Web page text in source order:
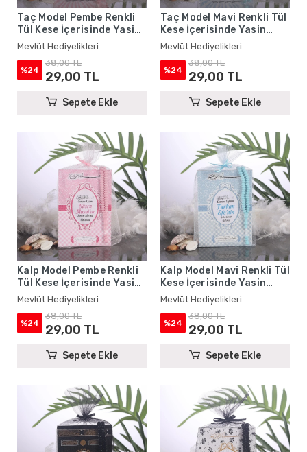
Taç Model Pembe Renkli
Tül Kese İçerisinde Yasin
Kitabı ve Tesbih - Mevlüt
Hediyelikleri
Mevlüt Hediyelikleri
%24
38,00 TL
29,00 TL
Sepete Ekle
Taç Model Mavi Renkli Tül
Kese İçerisinde Yasin
Kitabı ve Tesbih - Mevlüt
Hediyelikleri
Mevlüt Hediyelikleri
%24
38,00 TL
29,00 TL
Sepete Ekle
Kalp Model Pembe Renkli
Tül Kese İçerisinde Yasin
Kitabı ve Tesbih - Mevlüt
Hediyelikleri
Mevlüt Hediyelikleri
%24
38,00 TL
29,00 TL
Sepete Ekle
Kalp Model Mavi Renkli Tül
Kese İçerisinde Yasin
Kitabı ve Tesbih - Mevlüt
Hediyelikleri
Mevlüt Hediyelikleri
%24
38,00 TL
29,00 TL
Sepete Ekle